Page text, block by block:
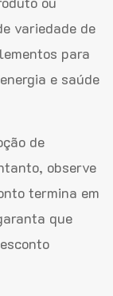
variedade de
para
e saúde
de
observe
termina em
que